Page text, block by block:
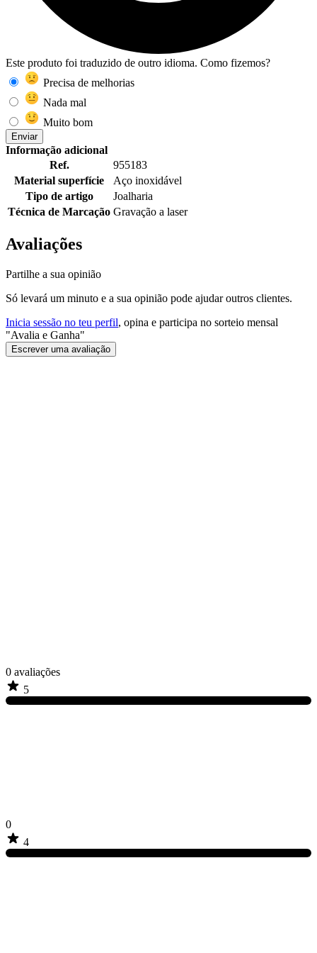
Este produto foi traduzido de outro idioma. Como fizemos?
Precisa de melhorias
Nada mal
Muito bom
Enviar
Informação adicional
Ref.
955183
Material superfície
Aço inoxidável
Tipo de artigo
Joalharia
Técnica de Marcação Gravação a laser
Avaliações
Partilhe a sua opinião
Só levará um minuto e a sua opinião pode ajudar outros clientes.
Inicia sessão no teu perfil, opina e participa no sorteio mensal
"Avalia e Ganha"
Escrever uma avaliação
0 avaliações
5
0
4